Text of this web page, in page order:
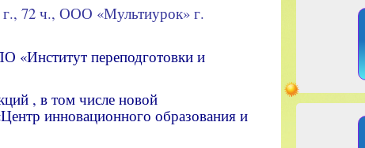
г., 72 ч., ООО «Мультиурок» г.
«Институт переподготовки и
, в том числе новой
инновационного образования и